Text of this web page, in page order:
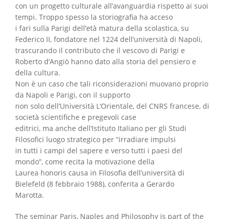
con un progetto culturale all’avanguardia rispetto ai suoi
tempi. Troppo spesso la storiografia ha acceso
i fari sulla Parigi dell’età matura della scolastica, su
Federico II, fondatore nel 1224 dell’università di Napoli,
trascurando il contributo che il vescovo di Parigi e
Roberto d’Angiò hanno dato alla storia del pensiero e
della cultura.
Non è un caso che tali riconsiderazioni muovano proprio
da Napoli e Parigi, con il supporto
non solo dell’Università L’Orientale, del CNRS francese, di
società scientifiche e pregevoli case
editrici, ma anche dell’Istituto Italiano per gli Studi
Filosofici luogo strategico per “irradiare impulsi
in tutti i campi del sapere e verso tutti i paesi del
mondo”, come recita la motivazione della
Laurea honoris causa in Filosofia dell’università di
Bielefeld (8 febbraio 1988), conferita a Gerardo
Marotta.
The seminar Paris, Naples and Philosophy is part of the